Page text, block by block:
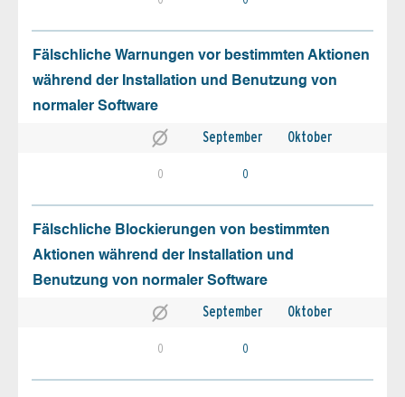
Fälschliche Warnungen vor bestimmten Aktionen
während der Installation und Benutzung von
normaler Software
September Oktober
0 0
Fälschliche Blockierungen von bestimmten
Aktionen während der Installation und
Benutzung von normaler Software
September Oktober
0 0